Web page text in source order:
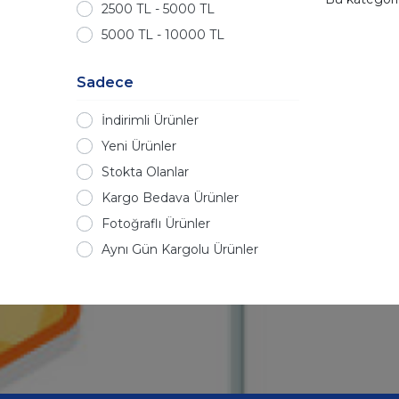
2500 TL - 5000 TL
5000 TL - 10000 TL
Sadece
İndirimli Ürünler
Yeni Ürünler
Stokta Olanlar
Kargo Bedava Ürünler
Fotoğraflı Ürünler
Aynı Gün Kargolu Ürünler